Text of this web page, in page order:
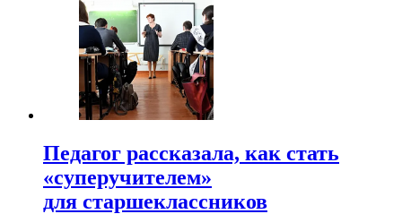
Педагог рассказала, как стать
«суперучителем»
для старшеклассников